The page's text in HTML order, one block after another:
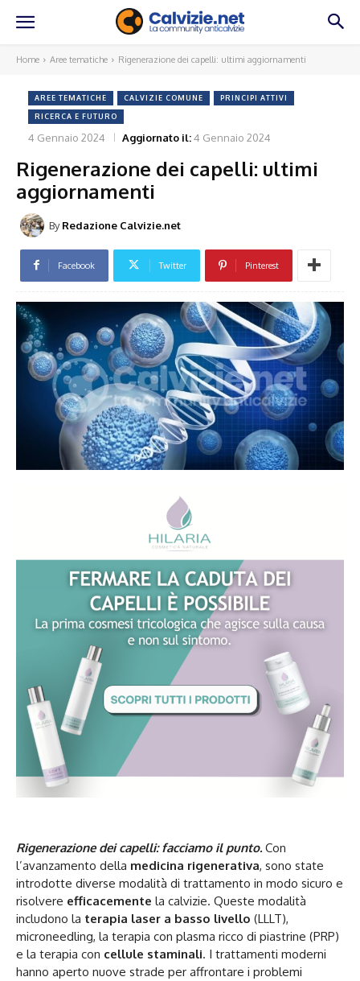
Home Aree tematiche Rigenerazione dei capelli: ultimi aggiornamenti
AREE TEMATICHE CALVIZIE COMUNE PRINCIPI ATTIVI
RICERCA E FUTURO
4 Gennaio 2024 Aggiornato il:4 Gennaio 2024
Rigenerazione dei capelli: ultimi
aggiornamenti
By Redazione Calvizie.net
Facebook Twitter Pinterest
Rigenerazione deicapelli: facciamo il punto.Con
l’avanzamento della medicina rigenerativa, sono state
introdotte diverse modalità di trattamento in modo sicuro e
risolvere efficacemente la calvizie. Queste modalità
includono la terapia laser a basso livello (LLLT),
microneedling, la terapia con plasma ricco di piastrine (PRP)
e la terapia con cellule staminali. I trattamenti moderni
hanno aperto nuove strade per affrontare i problemi